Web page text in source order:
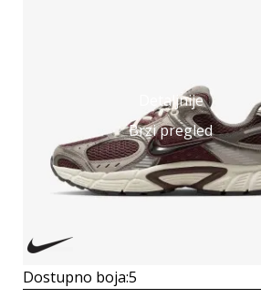
Detaljnije
Brzi pregled
Dostupno boja:5